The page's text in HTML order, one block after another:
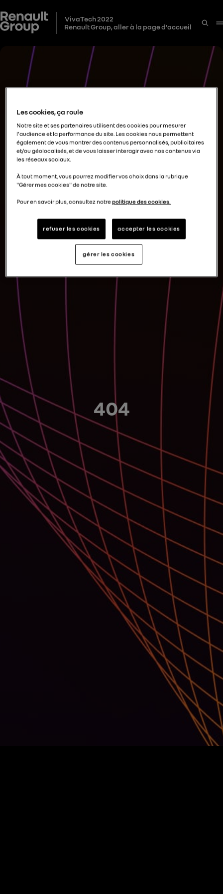
VivaTech 2022
Renault Group, aller à la page d'accueil
404
Les cookies, ça roule
Notre site et ses partenaires utilisent des cookies pour mesurer
l'audience et la performance du site. Les cookies nous permettent
également de vous montrer des contenus personnalisés, publicitaires
et/ou géolocalisés, et de vous laisser interagir avec nos contenus via
les réseaux sociaux.
À tout moment, vous pourrez modifier vos choix dans la rubrique
"Gérer mes cookies" de notre site.
Pour en savoir plus, consultez notrepolitique des cookies.
refuser les cookies accepter les cookies
gérer les cookies